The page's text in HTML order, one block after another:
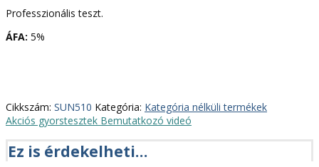
Professzionális teszt.
ÁFA: 5%
Cikkszám: SUN510 Kategória: Kategória nélküli termékek
Akciós gyorstesztek Bemutatkozó videó
Ez is érdekelheti…